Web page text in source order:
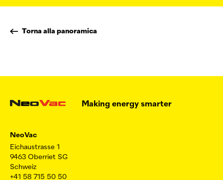
Torna alla panoramica
Making energy smarter
NeoVac
Eichaustrasse 1
9463 Oberriet SG
Schweiz
+41 58 715 50 50